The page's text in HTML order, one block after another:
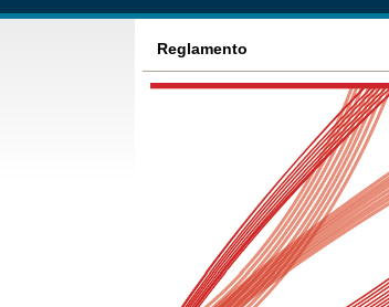
Reglamento